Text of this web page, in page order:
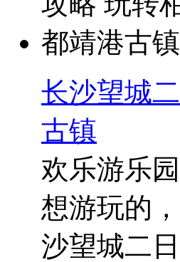
长沙望城
古镇
欢乐游乐
想游玩的
沙望城二